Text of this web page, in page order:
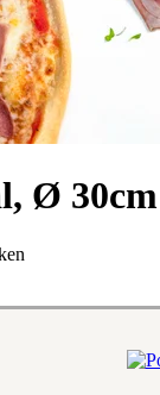
Ø 30cm